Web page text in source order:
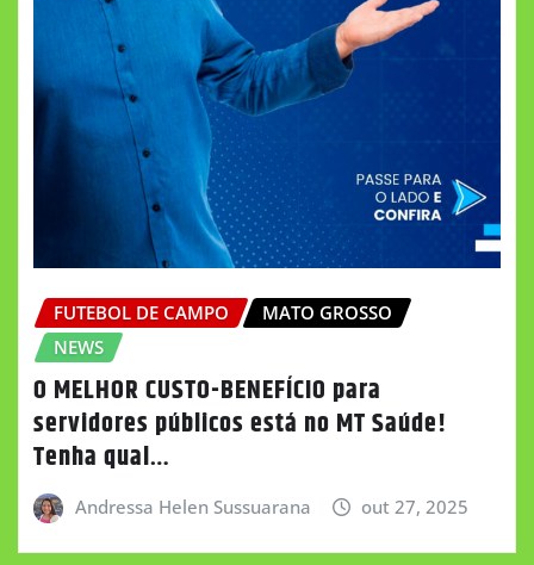
FUTEBOL DE CAMPO
MATO GROSSO
NEWS
O MELHOR CUSTO-BENEFÍCIO para
servidores públicos está no MT Saúde!
Tenha qual…
Andressa Helen Sussuarana out 27, 2025